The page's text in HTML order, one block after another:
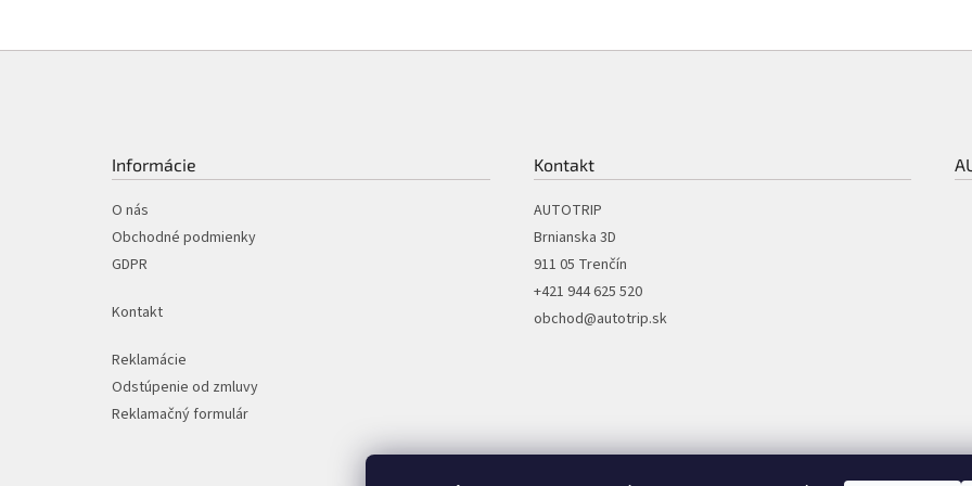
Informácie
O nás
Obchodné podmienky
GDPR
Kontakt
Reklamácie
Odstúpenie od zmluvy
Reklamačný formulár
Kontakt
AUTOTRIP
Brnianska 3D
911 05 Trenčín
+421 944 625 520
obchod@autotrip.sk